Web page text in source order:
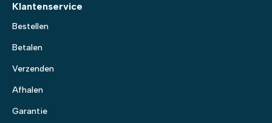
Klantenservice
Bestellen
Betalen
Verzenden
Afhalen
Garantie